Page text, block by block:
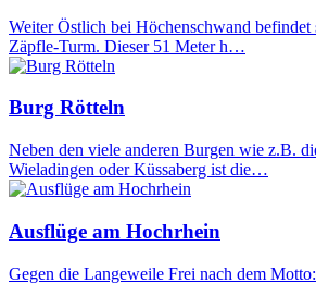
Weiter Östlich bei Höchenschwand befindet
Zäpfle-Turm. Dieser 51 Meter h…
Burg Rötteln
Neben den viele anderen Burgen wie z.B.
Wieladingen oder Küssaberg ist die…
Ausflüge am Hochrhein
Gegen die Langeweile Frei nach dem